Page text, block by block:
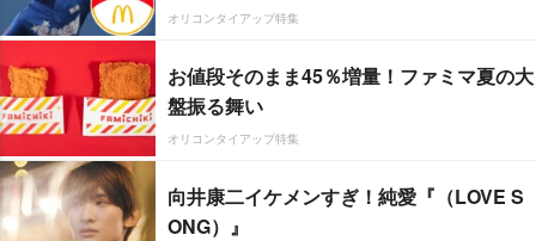
オリコンタイアップ特集
お値段そのまま45％増量！ファミマ夏の大
盤振る舞い
オリコンタイアップ特集
向井康二イケメンすぎ！純愛『（LOVE S
ONG）』